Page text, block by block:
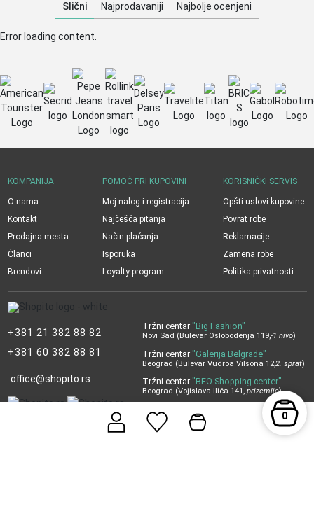
Slični Najprodavaniji Najbolje ocenjeni
Error loading content.
+381 21 382 88 82
+381 60 382 88 81
office@shopito.rs
Tržni centar "Big Fashion"
Novi Sad (Bulevar Oslobođenja 119,-1 nivo)
Tržni centar "Galerija Belgrade"
Beograd (Bulevar Vudroa Vilsona 12,2. sprat)
Tržni centar "BEO Shopping center"
Beograd (Vojislava Ilića 141, prizemlje)
Beograd (Bulevar Mihajla Pupina 4,1. sprat
KOMPANIJA
O nama
Kontakt
Prodajna mesta
Članci
Brendovi
POMOĆ PRI KUPOVINI
Moj nalog i registracija
Najčešća pitanja
Način plaćanja
Isporuka
Loyalty program
KORISNIČKI SERVIS
Opšti uslovi kupovine
Povrat robe
Reklamacije
Zamena robe
Politika privatnosti
0